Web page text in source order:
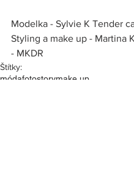
Modelka - Sylvie K Tender
Styling a make up - Martina
- MKDR
Štítky:
módafotostorymake up